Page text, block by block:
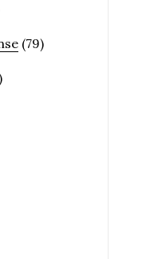
(79)